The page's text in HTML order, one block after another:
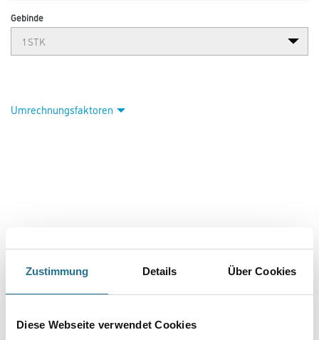
Zustimmung Details Über Cookies
Diese Webseite verwendet Cookies
Gebinde
Umrechnungsfaktoren
PRODUKTEIGENSCHAFTEN
- Eckleiste